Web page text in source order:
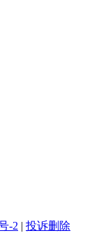
-2 | 投诉删除